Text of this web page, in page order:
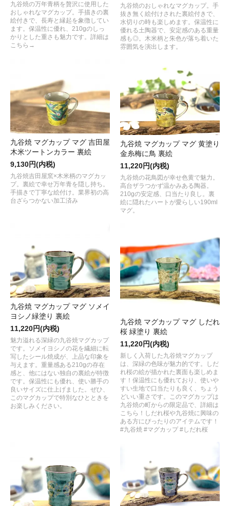
九谷焼の万年青柄を贅沢に使用した
おしゃれなマグカップ。手描きの裏
絵付きで、長寿と縁起を象徴してい
ます。保温性に優れ、210gのしっ
かりとした重さも魅力です。詳細は
こちら→
九谷焼のおしゃれなマグカップ。手
抜き無く絵付けされた裏絵付きで、
水切りの時も楽しめます。保温性に
優れる土陶器で、安定感のある重量
感も◎。木米柄と朱色が落ち着いた
雰囲気を演出します。
九谷焼 マグカップ マグ 吉田屋
木米ツートンカラー 裏絵
9,130円(内税)
九谷焼吉田屋窯×木米柄のマグカッ
プ。裏絵で幸せ万年青を隠し持ち。
手描きで丁寧な絵付け。業界初の高
台ざらつかない加工済み
九谷焼 マグカップ マグ 黄塗り
金糸梅に鳥 裏絵
11,220円(内税)
九谷焼の花鳥図が幸せ色黄で魅力。
高台ザラつかず温かみある陶器。
210gの安定感、口当たり良し。裏
絵に隠れたハートが愛らしい190ml
マグ。
九谷焼 マグカップ マグ ソメイ
ヨシノ緑塗り 裏絵
11,220円(内税)
魅力溢れる深緑の九谷焼マグカップ
です。ソメイヨシノの花を繊細に転
写したシール焼成が、上品な印象を
与えます。重量感ある210gの存在
感と、他にはない独自の裏絵が特徴
です。保温性にも優れ、使い勝手の
良いサイズに仕上げました。ぜひ、
このマグカップで特別なひとときを
お楽しみください。
九谷焼 マグカップ マグ しだれ
桜 緑塗り 裏絵
11,220円(内税)
新しく入荷した九谷焼マグカップ
は、深緑の色味が魅力的です。しだ
れ桜の絵が描かれた裏面も楽しめま
す！保温性にも優れており、使いや
すい生地で口当たりも良く、ちょう
どいい重さです。このマグカップは
九谷焼の町からの限定品で、詳細は
こちら！しだれ桜や九谷焼に興味の
ある方にぴったりのアイテムです！
#九谷焼 #マグカップ #しだれ桜